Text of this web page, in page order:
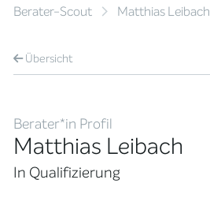
Berater-Scout Matthias Leibach
Übersicht
Berater*in Profil
Matthias Leibach
In Qualifizierung